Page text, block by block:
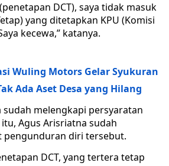
DCT), saya tidak masuk
yang ditetapkan KPU (Komisi
kecewa,” katanya.
Wuling Motors Gelar Syukuran
Ada Aset Desa yang Hilang
sudah melengkapi persyaratan
Agus Arisriatna sudah
pengunduran diri tersebut.
DCT, yang tertera tetap